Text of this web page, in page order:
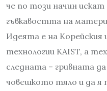
че по този начин искат
гъвкавостта на
Идеята е на Корейския
технологии KAIST, а
следната – гривната
човешкото тяло и да я